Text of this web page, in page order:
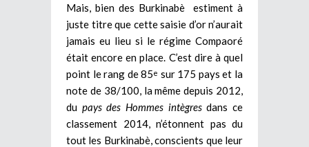
Mais, bien des Burkinabè estiment à
juste titre que cette saisie d’or n’aurait
jamais eu lieu si le régime Compaoré
était encore en place. C’est dire à quel
point le rang de 85e sur 175 pays et la
note de 38/100, la même depuis 2012,
du pays des Hommes intègresdans ce
classement 2014, n’étonnent pas du
tout les Burkinabè, conscients que leur